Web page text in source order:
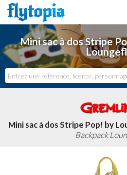
LICENCES
BONS
DERNIERS
Mini sac à dos Stripe
Mini sac à dos Stripe Pop! by
Backpack